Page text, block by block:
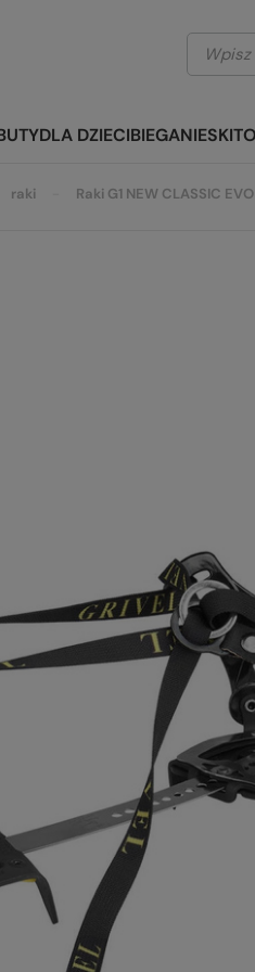
DLA DZIECIBIEGANIE
raki Raki G1 NEW CLASSIC EVO